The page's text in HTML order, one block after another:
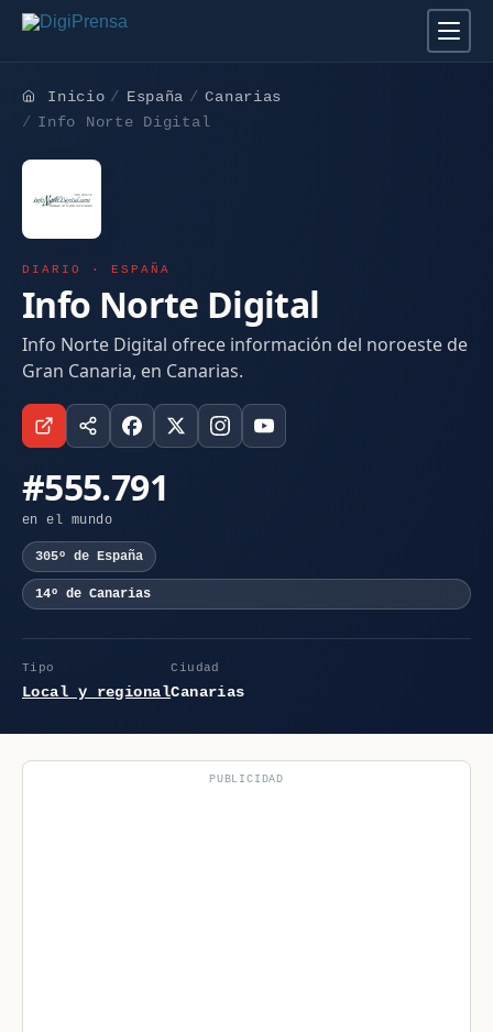
Inicio España
Canarias
Info Norte Digital
DIARIO · ESPAÑA
Info Norte Digital
Info Norte Digital ofrece información del noroeste de
Gran Canaria, en Canarias.
#555.791
en el mundo
305º de España
14º de Canarias
Tipo
Local y regional
Ciudad
Canarias
PUBLICIDAD